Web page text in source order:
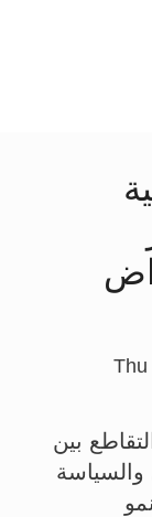
بين
والسياسة